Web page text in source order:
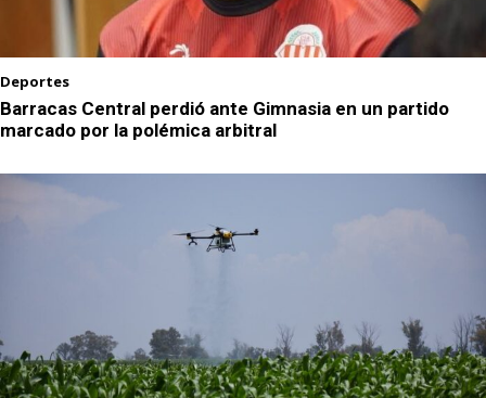
Deportes
Barracas Central perdió ante Gimnasia en un partido
marcado por la polémica arbitral